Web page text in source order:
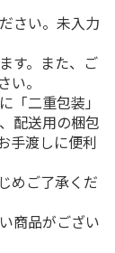
さい。未入力
す。また、ご
。
二重包装」
配送用の梱包
手渡しに便利
めご了承くだ
商品がござい